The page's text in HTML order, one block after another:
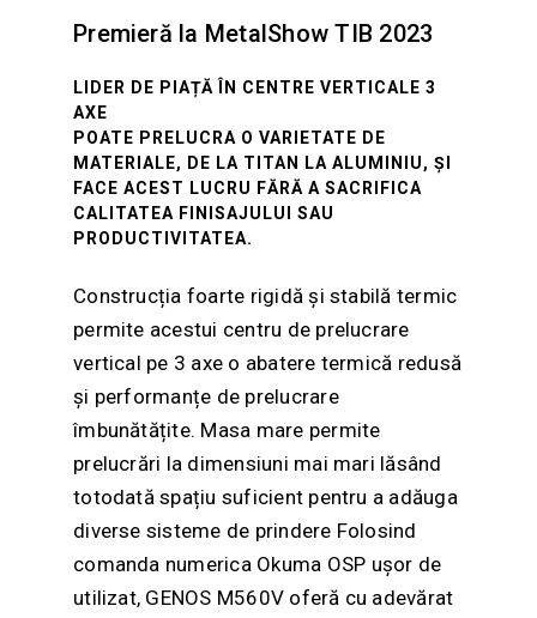
Premieră la MetalShow TIB 2023
LIDER DE PIAȚĂ ÎN CENTRE VERTICALE 3
AXE
POATE PRELUCRA O VARIETATE DE
MATERIALE, DE LA TITAN LA ALUMINIU, ȘI
FACE ACEST LUCRU FĂRĂ A SACRIFICA
CALITATEA FINISAJULUI SAU
PRODUCTIVITATEA.
Construcția foarte rigidă și stabilă termic
permite acestui centru de prelucrare
vertical pe 3 axe o abatere termică redusă
și performanțe de prelucrare
îmbunătățite. Masa mare permite
prelucrări la dimensiuni mai mari lăsând
totodată spațiu suficient pentru a adăuga
diverse sisteme de prindere Folosind
comanda numerica Okuma OSP ușor de
utilizat, GENOS M560V oferă cu adevărat